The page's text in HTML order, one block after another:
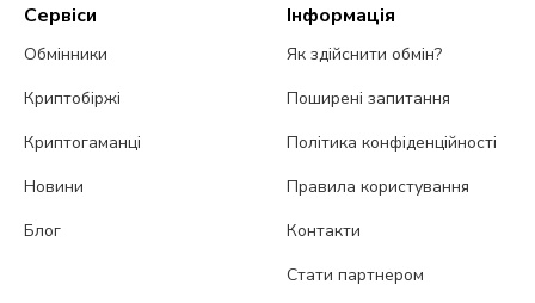
Сервіси
Обмінники
Криптобіржі
Криптогаманці
Новини
Блог
Інформація
Як здійснити обмін?
Поширені запитання
Політика конфіденційності
Правила користування
Контакти
Стати партнером